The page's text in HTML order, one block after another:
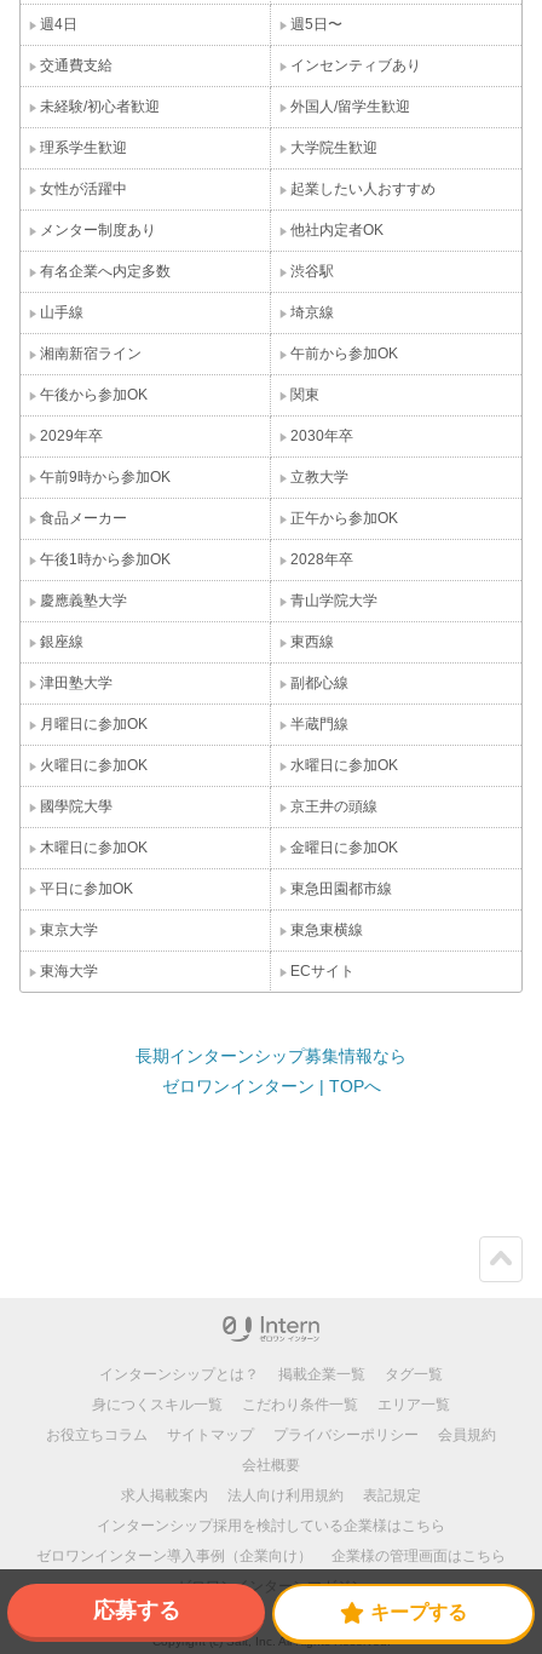
週4日 週5日〜
交通費支給 インセンティブあり
未経験/初心者歓迎 外国人/留学生歓迎
理系学生歓迎 大学院生歓迎
女性が活躍中 起業したい人おすすめ
メンター制度あり 他社内定者OK
有名企業へ内定多数 渋谷駅
山手線 埼京線
湘南新宿ライン 午前から参加OK
午後から参加OK 関東
2029年卒 2030年卒
午前9時から参加OK 立教大学
食品メーカー 正午から参加OK
午後1時から参加OK 2028年卒
慶應義塾大学 青山学院大学
銀座線 東西線
津田塾大学 副都心線
月曜日に参加OK 半蔵門線
火曜日に参加OK 水曜日に参加OK
國學院大學 京王井の頭線
木曜日に参加OK 金曜日に参加OK
平日に参加OK 東急田園都市線
東京大学 東急東横線
東海大学 ECサイト
長期インターンシップ募集情報なら
ゼロワンインターン | TOPへ
応募する キープする
インターンシップとは？ 掲載企業一覧
タグ一覧
身につくスキル一覧
こだわり条件一覧
エリア一覧
お役立ちコラム
サイトマップ プライバシーポリシー
会員規約
会社概要
求人掲載案内
法人向け利用規約
表記規定
インターンシップ採用を検討している企業様はこちら
ゼロワンインターン導入事例（企業向け）
企業様の管理画面はこちら
ゼロワンインターンマガジン
Copyright (c) Salt, Inc. All Rights Reserved.